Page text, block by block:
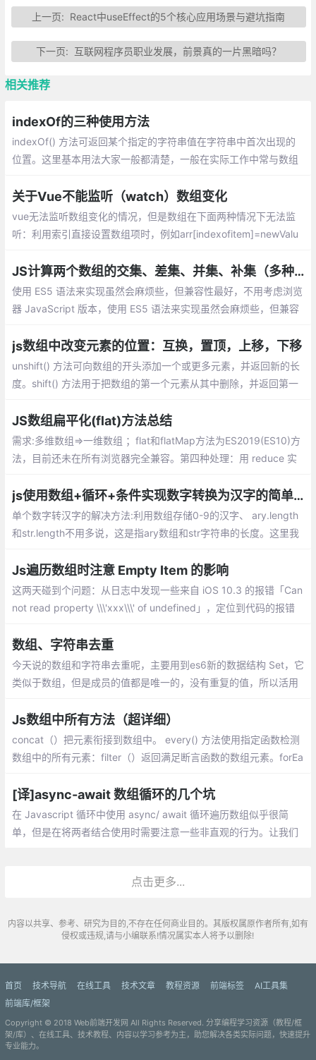
上一页: React中useEffect的5个核心应用场景与避坑指南
下一页: 互联网程序员职业发展，前景真的一片黑暗吗？
相关推荐
indexOf的三种使用方法
indexOf() 方法可返回某个指定的字符串值在字符串中首次出现的
位置。这里基本用法大家一般都清楚，一般在实际工作中常与数组
关于Vue不能监听（watch）数组变化
vue无法监听数组变化的情况，但是数组在下面两种情况下无法监
听：利用索引直接设置数组项时，例如arr[indexofitem]=newValu
JS计算两个数组的交集、差集、并集、补集（多种实现方式）
使用 ES5 语法来实现虽然会麻烦些，但兼容性最好，不用考虑浏览
器 JavaScript 版本，使用 ES5 语法来实现虽然会麻烦些，但兼容
方库。
js数组中改变元素的位置：互换，置顶，上移，下移
unshift() 方法可向数组的开头添加一个或更多元素，并返回新的长
度。shift() 方法用于把数组的第一个元素从其中删除，并返回第一
素
JS数组扁平化(flat)方法总结
需求:多维数组=>一维数组 ；flat和flatMap方法为ES2019(ES10)方
法，目前还未在所有浏览器完全兼容。第四种处理：用 reduce 实
js使用数组+循环+条件实现数字转换为汉字的简单方法。
单个数字转汉字的解决方法:利用数组存储0-9的汉字、 ary.length
和str.length不用多说，这是指ary数组和str字符串的长度。这里我
为j的元素,在ary中索引为i的元素。
Js遍历数组时注意 Empty Item 的影响
这两天碰到个问题：从日志中发现一些来自 iOS 10.3 的报错「Can
not read property \\\'xxx\\\' of undefined」，定位到代码的报错
Object，但实际上出现了异常的元素
数组、字符串去重
今天说的数组和字符串去重呢，主要用到es6新的数据结构 Set，它
类似于数组，但是成员的值都是唯一的，没有重复的值，所以活用
Js数组中所有方法（超详细）
concat（）把元素衔接到数组中。 every() 方法使用指定函数检测
数组中的所有元素：filter（）返回满足断言函数的数组元素。forEa
[译]async-await 数组循环的几个坑
在 Javascript 循环中使用 async/ await 循环遍历数组似乎很简
单，但是在将两者结合使用时需要注意一些非直观的行为。让我们
点击更多...
内容以共享、参考、研究为目的,不存在任何商业目的。其版权属原作者所有,如有
侵权或违规,请与小编联系!情况属实本人将予以删除!
首页 技术导航 在线工具 技术文章 教程资源 前端标签
AI工具集
前端库/框架